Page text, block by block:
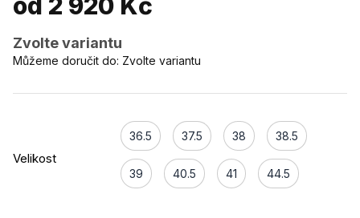
Zvolte variantu
Velikost
36.5 37.5 38 38.5
39 40.5 41 44.5
Můžeme doručit do: Zvolte variantu